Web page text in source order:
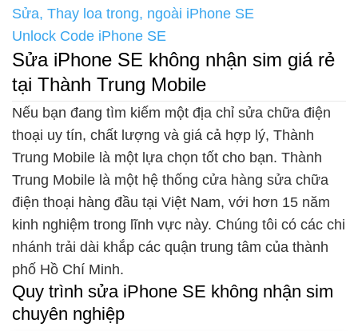
Sửa, Thay loa trong, ngoài iPhone SE
Unlock Code iPhone SE
Sửa iPhone SE không nhận sim giá rẻ
tại Thành Trung Mobile
Nếu bạn đang tìm kiếm một địa chỉ sửa chữa điện
thoại uy tín, chất lượng và giá cả hợp lý, Thành
Trung Mobile là một lựa chọn tốt cho bạn. Thành
Trung Mobile là một hệ thống cửa hàng sửa chữa
điện thoại hàng đầu tại Việt Nam, với hơn 15 năm
kinh nghiệm trong lĩnh vực này. Chúng tôi có các chi
nhánh trải dài khắp các quận trung tâm của thành
phố Hồ Chí Minh.
Quy trình sửa iPhone SE không nhận sim
chuyên nghiệp